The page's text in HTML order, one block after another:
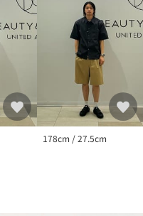
178cm / 27.5cm